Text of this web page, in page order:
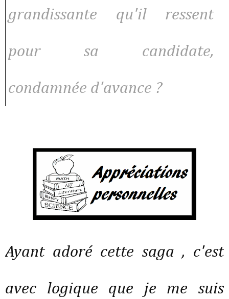
grandissante qu'il ressent
pour sa candidate,
condamnée d'avance ?
Ayant adoré cette saga , c'est
avec logique que je me suis